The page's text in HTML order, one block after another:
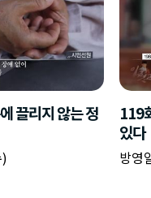
확인
닫기
확인